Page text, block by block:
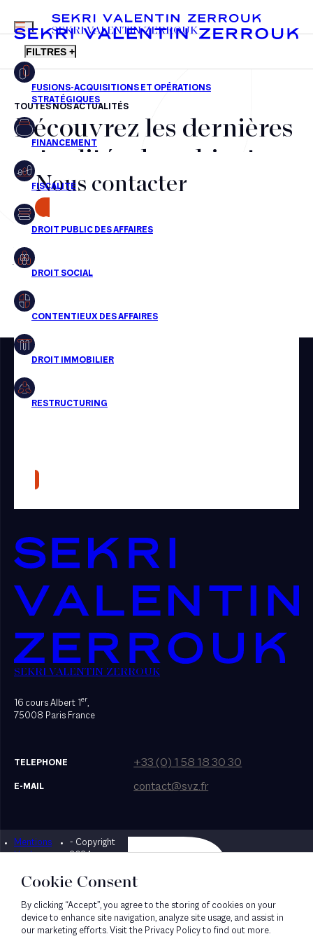
FR EN
MENU
SEKRI VALENTIN ZERROUK
FILTRES +
Fusions-acquisitions et opérations stratégiques
Financement
Fiscalité
Droit public des affaires
Droit social
Droit immobilier
Restructuring
Presse
TOUTES NOS ACTUALITÉS
Découvrez les dernières
actualités du cabinet,
nos récompenses et nos
transactions, jour après
jour
Aucun résultats pour cette recherche
Nous contacter
SEKRI VALENTIN ZERROUK
16 cours Albert 1er,
75008 Paris France
TELEPHONE +33 (0) 1 58 18 30 30
E-MAIL contact@svz.fr
Mentions
légales
- Copyright
2024
Designed by Bonhomme
Cookie Consent
By clicking “Accept”, you agree to the storing of cookies on your
device to enhance site navigation, analyze site usage, and assist in
our marketing efforts. Visit the Privacy Policy to find out more.